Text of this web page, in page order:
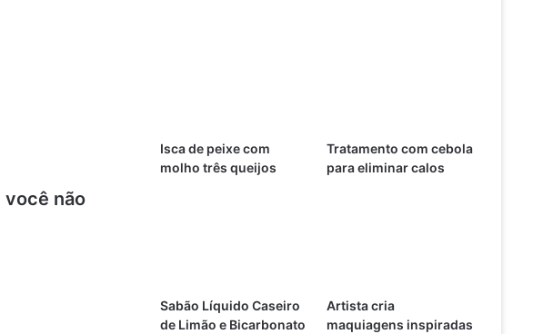
não
Isca de peixe com
molho três queijos
Tratamento com cebola
para eliminar calos
Sabão Líquido Caseiro
de Limão e Bicarbonato
Artista cria
maquiagens inspiradas